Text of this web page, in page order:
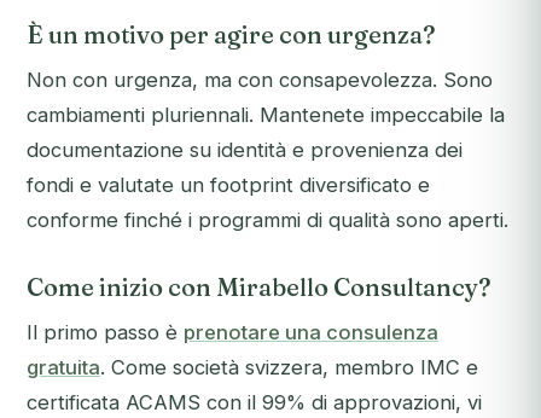
È un motivo per agire con urgenza?
Non con urgenza, ma con consapevolezza. Sono
cambiamenti pluriennali. Mantenete impeccabile la
documentazione su identità e provenienza dei
fondi e valutate un footprint diversificato e
conforme finché i programmi di qualità sono aperti.
Come inizio con Mirabello Consultancy?
Il primo passo è prenotare una consulenza
gratuita. Come società svizzera, membro IMC e
certificata ACAMS con il 99% di approvazioni, vi